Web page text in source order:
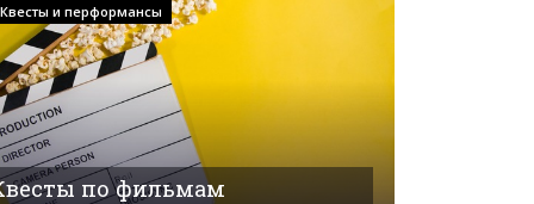
Квесты и перформансы
по фильмам